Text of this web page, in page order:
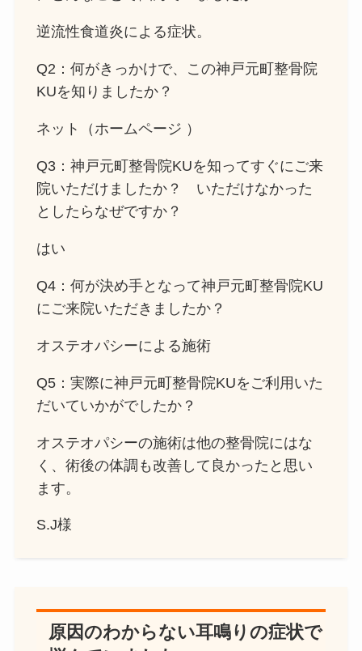
逆流性食道炎による症状。
Q2：何がきっかけで、この神戸元町整骨院
KUを知りましたか？
ネット（ホームページ ）
Q3：神戸元町整骨院KUを知ってすぐにご来
院いただけましたか？ いただけなかった
としたらなぜですか？
はい
Q4：何が決め手となって神戸元町整骨院KU
にご来院いただきましたか？
オステオパシーによる施術
Q5：実際に神戸元町整骨院KUをご利用いた
だいていかがでしたか？
オステオパシーの施術は他の整骨院にはな
く、術後の体調も改善して良かったと思い
ます。
S.J様
原因のわからない耳鳴りの症状で